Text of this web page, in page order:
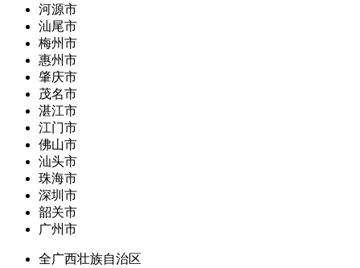
河源市
汕尾市
梅州市
惠州市
肇庆市
茂名市
湛江市
江门市
佛山市
汕头市
珠海市
深圳市
韶关市
广州市
全广西壮族自治区